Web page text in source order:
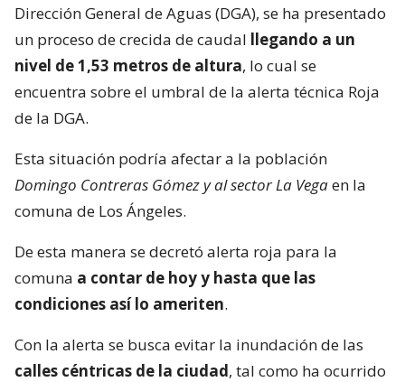
Dirección General de Aguas (DGA), se ha presentado
un proceso de crecida de caudal llegando a un
nivel de 1,53 metros de altura, lo cual se
encuentra sobre el umbral de la alerta técnica Roja
de la DGA.
Esta situación podría afectar a la población
Domingo Contreras Gómez y al sector La Vegaen la
comuna de Los Ángeles.
De esta manera se decretó alerta roja para la
comuna a contar de hoy y hasta que las
condiciones así lo ameriten.
Con la alerta se busca evitar la inundación de las
calles céntricas de la ciudad, tal como ha ocurrido